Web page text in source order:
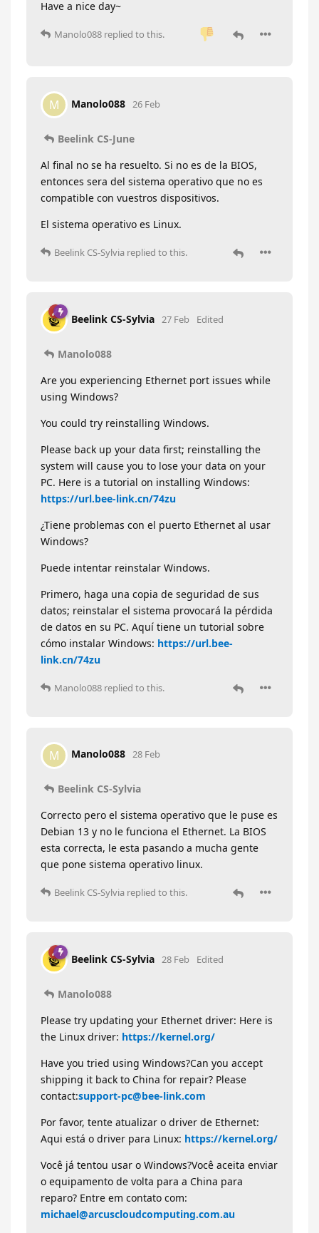
Have a nice day~
Manolo088 replied to this.
M Manolo088 26 Feb
Beelink CS-June
Al final no se ha resuelto. Si no es de la BIOS,
entonces sera del sistema operativo que no es
compatible con vuestros dispositivos.
El sistema operativo es Linux.
Beelink CS-Sylvia replied to this.
Beelink CS-Sylvia 27 Feb Edited
Manolo088
Are you experiencing Ethernet port issues while
using Windows?
You could try reinstalling Windows.
Please back up your data first; reinstalling the
system will cause you to lose your data on your
PC. Here is a tutorial on installing Windows:
https://url.bee-link.cn/74zu
¿Tiene problemas con el puerto Ethernet al usar
Windows?
Puede intentar reinstalar Windows.
Primero, haga una copia de seguridad de sus
datos; reinstalar el sistema provocará la pérdida
de datos en su PC. Aquí tiene un tutorial sobre
cómo instalar Windows: https://url.bee-
link.cn/74zu
Manolo088 replied to this.
M Manolo088 28 Feb
Beelink CS-Sylvia
Correcto pero el sistema operativo que le puse es
Debian 13 y no le funciona el Ethernet. La BIOS
esta correcta, le esta pasando a mucha gente
que pone sistema operativo linux.
Beelink CS-Sylvia replied to this.
Beelink CS-Sylvia 28 Feb Edited
Manolo088
Please try updating your Ethernet driver: Here is
the Linux driver: https://kernel.org/
Have you tried using Windows?Can you accept
shipping it back to China for repair? Please
contact:support-pc@bee-link.com
Por favor, tente atualizar o driver de Ethernet:
Aqui está o driver para Linux: https://kernel.org/
Você já tentou usar o Windows?Você aceita enviar
o equipamento de volta para a China para
reparo? Entre em contato com:
michael@arcuscloudcomputing.com.au